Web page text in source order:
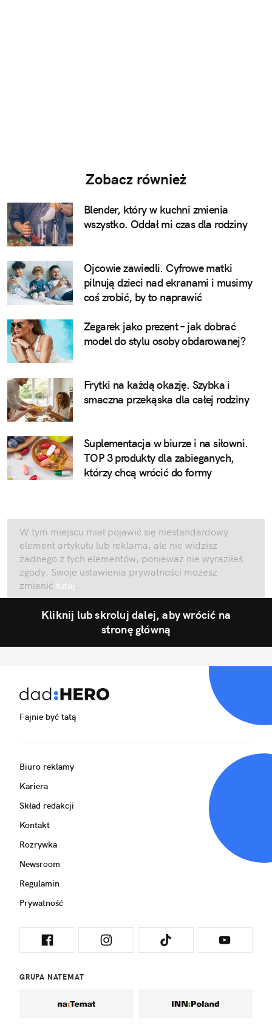
Zobacz również
Blender, który w kuchni zmienia
wszystko. Oddał mi czas dla rodziny
Ojcowie zawiedli. Cyfrowe matki
pilnują dzieci nad ekranami i musimy
coś zrobić, by to naprawić
Zegarek jako prezent – jak dobrać
model do stylu osoby obdarowanej?
Frytki na każdą okazję. Szybka i
smaczna przekąska dla całej rodziny
Suplementacja w biurze i na siłowni.
TOP 3 produkty dla zabieganych,
którzy chcą wrócić do formy
W tym miejscu miał pojawić się niestandardowy
element artykułu lub reklama, ale nie widzisz
żadnego z tych elementów, ponieważ nie wyraziłeś
zgody. Swoje ustawienia prywatności możesz
zmienić tutaj
Kliknij lub skroluj dalej, aby wrócić na
stronę główną
Fajnie być tatą
Biuro reklamy
Kariera
Skład redakcji
Kontakt
Rozrywka
Newsroom
Regulamin
Prywatność
GRUPA NATEMAT